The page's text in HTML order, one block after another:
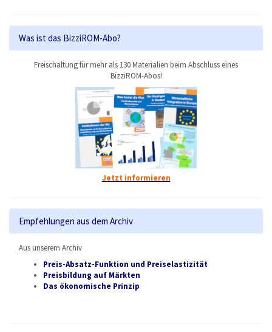
Was ist das BizziROM-Abo?
Freischaltung für mehr als 130 Materialien beim Abschluss eines
BizziROM-Abos!
Jetzt informieren
Empfehlungen aus dem Archiv
Aus unserem Archiv
Preis-Absatz-Funktion und Preiselastizität
Preisbildung auf Märkten
Das ökonomische Prinzip